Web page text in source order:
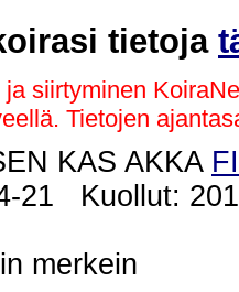
tietoja
siirtyminen
Tietojen
KAS AKKA
21 Kuollut:
merkein